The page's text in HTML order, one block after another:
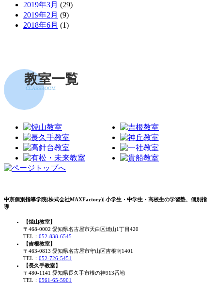
2019年3月 (29)
2019年2月 (9)
2018年6月 (1)
教室一覧
CLASSROOM
中京個別指導学院(株式会社MAXFactory)| 小学生・中学生・高校生の学習塾、個別指
導
【焼山教室】
〒468-0002 愛知県名古屋市天白区焼山1丁目420
TEL： 052-838-6545
【吉根教室】
〒463-0813 愛知県名古屋市守山区吉根南1401
TEL： 052-726-5451
【長久手教室】
〒480-1141 愛知県長久手市根の神913番地
TEL： 0561-65-5901